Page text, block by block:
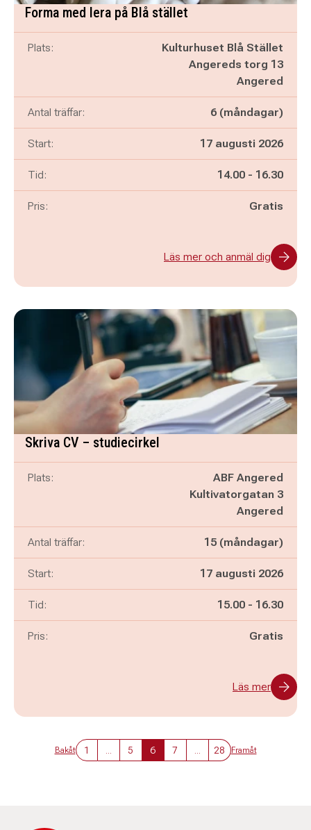
Forma med lera på Blå stället
Plats:
Kulturhuset Blå Stället
Angereds torg 13
Angered
Antal träffar: 6 (måndagar)
Start: 17 augusti 2026
Tid: Pågår mellan
14.00 - och
16.30
Pris: Gratis
Läs mer och anmäl dig
Skriva CV – studiecirkel
Plats:
ABF Angered
Kultivatorgatan 3
Angered
Antal träffar: 15 (måndagar)
Start: 17 augusti 2026
Tid: Pågår mellan
15.00 - och
16.30
Pris: Gratis
Läs mer
Bakåt 1 5 6 7 28 Framåt